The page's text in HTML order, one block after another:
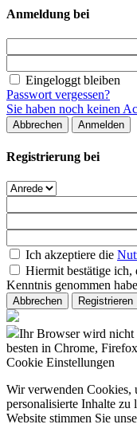
Anmeldung bei
Eingeloggt bleiben
Passwort vergessen?
Sie haben noch keinen
Abbrechen Anmelden
Registrierung bei
Ich akzeptiere die
Hiermit bestätige ich,
Kenntnis genommen
Abbrechen Registrieren
Ihr Browser wird nicht
besten in Chrome,
Cookie Einstellungen
Wir verwenden Cookies,
personalisierte Inhalte
Website stimmen Sie